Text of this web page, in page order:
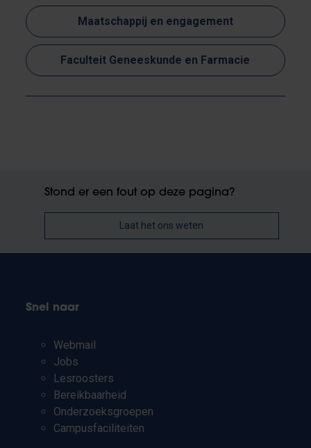
Maatschappij en engagement
Faculteit Geneeskunde en Farmacie
Stond er een fout op deze pagina?
Laat het ons weten
Snel naar
Webmail
Jobs
Lesroosters
Bereikbaarheid
Onderzoeksgroepen
Campusfaciliteiten